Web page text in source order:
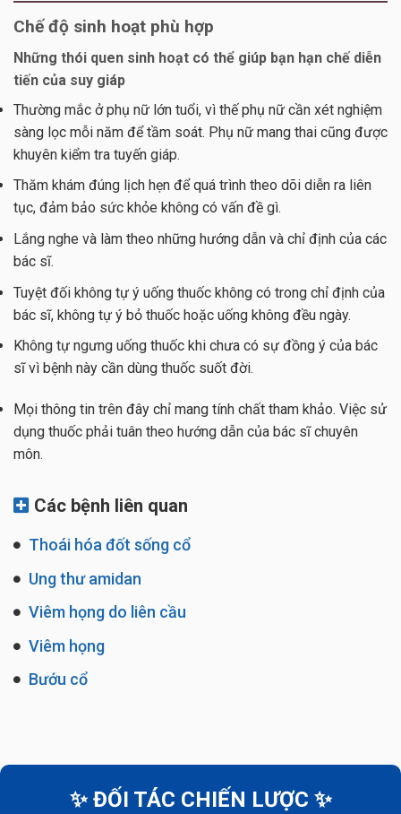
Chế độ sinh hoạt phù hợp
Những thói quen sinh hoạt có thể giúp bạn hạn chế diễn
tiến của suy giáp
Thường mắc ở phụ nữ lớn tuổi, vì thế phụ nữ cần xét nghiệm
sàng lọc mỗi năm để tầm soát. Phụ nữ mang thai cũng được
khuyên kiểm tra tuyến giáp.
Thăm khám đúng lịch hẹn để quá trình theo dõi diễn ra liên
tục, đảm bảo sức khỏe không có vấn đề gì.
Lắng nghe và làm theo những hướng dẫn và chỉ định của các
bác sĩ.
Tuyệt đối không tự ý uống thuốc không có trong chỉ định của
bác sĩ, không tự ý bỏ thuốc hoặc uống không đều ngày.
Không tự ngưng uống thuốc khi chưa có sự đồng ý của bác
sĩ vì bệnh này cần dùng thuốc suốt đời.
Mọi thông tin trên đây chỉ mang tính chất tham khảo. Việc sử
dụng thuốc phải tuân theo hướng dẫn của bác sĩ chuyên
môn.
Các bệnh liên quan
Thoái hóa đốt sống cổ
Ung thư amidan
Viêm họng do liên cầu
Viêm họng
Bướu cổ
✨ ĐỐI TÁC CHIẾN LƯỢC ✨